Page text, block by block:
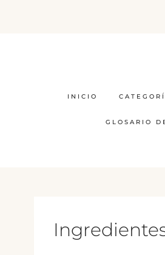
INICIO
GLOSARIO